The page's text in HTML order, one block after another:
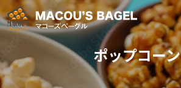
ポップコーン